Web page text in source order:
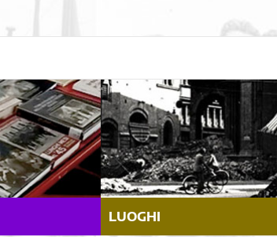
LUOGHI